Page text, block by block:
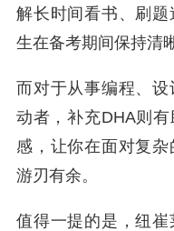
解长时间看书、刷
生在备考期间保持清
而对于从事编程、
动者，补充DHA则
感，让你在面对复杂
游刃有余。
值得一提的是，纽